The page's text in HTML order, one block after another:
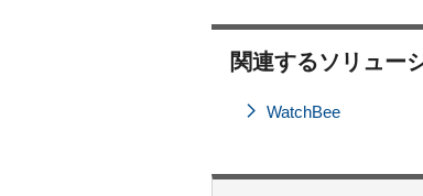
関連するソリュー
WatchBee